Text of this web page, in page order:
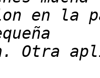
en la
Otra